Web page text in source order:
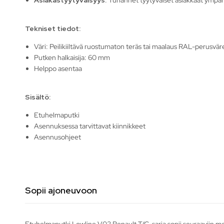
Tekniset tiedot:
Väri: Peilikiiltävä ruostumaton teräs tai maalaus RAL-
Putken halkaisija: 60 mm
Helppo asentaa
Sisältö:
Etuhelmaputki
Asennuksessa tarvittavat kiinnikkeet
Asennusohjeet
Sopii ajoneuvoon